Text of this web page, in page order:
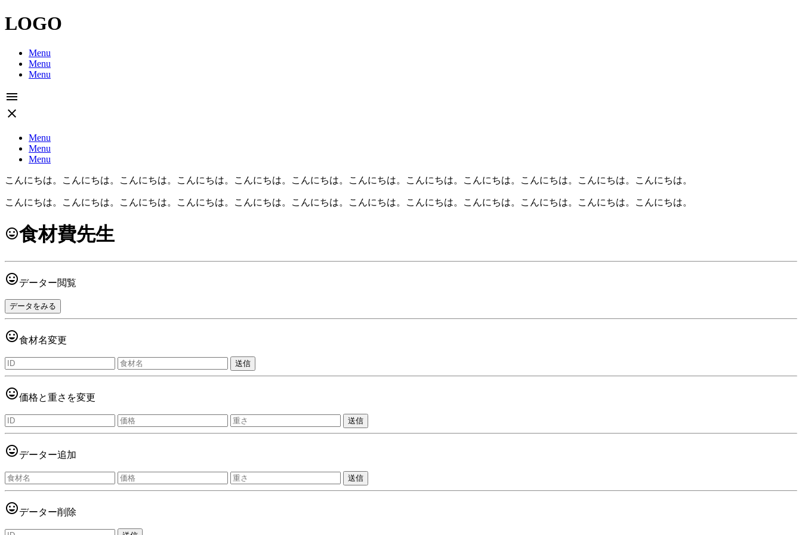
LOGO
Menu
Menu
Menu
menu
close
Menu
Menu
Menu
こんにちは。こんにちは。こんにちは。こんにちは。こんにちは。こんにちは。こんにちは。こんにちは。こんにちは。こんにちは。こんにちは。こんにちは。
こんにちは。こんにちは。こんにちは。こんにちは。こんにちは。こんにちは。こんにちは。こんにちは。こんにちは。こんにちは。こんにちは。こんにちは。
tag_faces食材費先生
tag_facesデーター閲覧
データをみる
tag_faces食材名変更
tag_faces価格と重さを変更
tag_facesデーター追加
tag_facesデーター削除